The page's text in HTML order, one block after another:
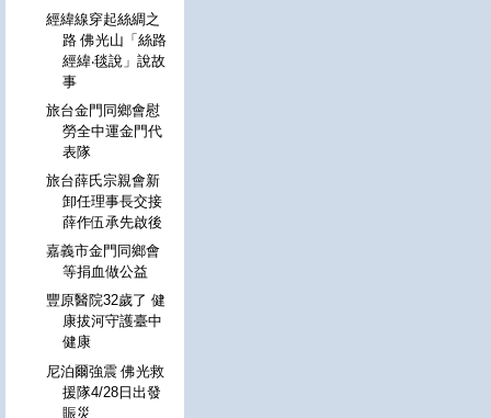
經緯線穿起絲綢之
路 佛光山「絲路
經緯‧毯說」說故
事
旅台金門同鄉會慰
勞全中運金門代
表隊
旅台薛氏宗親會新
卸任理事長交接
薛作伍承先啟後
嘉義市金門同鄉會
等捐血做公益
豐原醫院32歲了 健
康拔河守護臺中
健康
尼泊爾強震 佛光救
援隊4/28日出發
賑災